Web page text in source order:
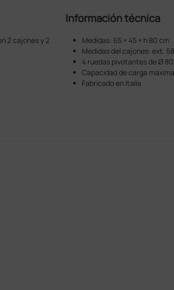
2 cajones y 2
Información técnica
Medidas: 65 × 45 × h 80 cm
Medidas del cajones: ext.
4 ruedas pivotantes de Ø
Capacidad de carga
Fabricado en Italia